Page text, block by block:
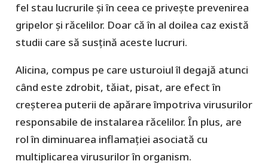
fel stau lucrurile și în ceea ce privește prevenirea
gripelor și răcelilor. Doar că în al doilea caz există
studii care să susțină aceste lucruri.
Alicina, compus pe care usturoiul îl degajă atunci
când este zdrobit, tăiat, pisat, are efect în
creșterea puterii de apărare împotriva virusurilor
responsabile de instalarea răcelilor. În plus, are
rol în diminuarea inflamației asociată cu
multiplicarea virusurilor în organism.